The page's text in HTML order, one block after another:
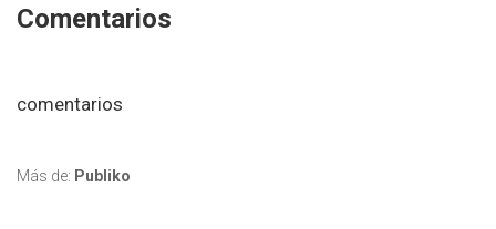
Comentarios
comentarios
Más de: Publiko